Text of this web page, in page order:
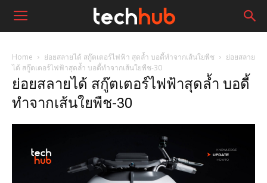
Home ย่อยสลายได้ สกู๊ตเตอร์ไฟฟ้า สุดล้ำ บอดี้ทำจากเส้นใยพืช
ย่อยสลาย
ได้ สกู๊ตเตอร์ไฟฟ้าสุดล้ำ บอดี้ทำจากเส้นใยพืช-30
ย่อยสลายได้ สกู๊ตเตอร์ไฟฟ้าสุดล้ำ บอดี้
ทำจากเส้นใยพืช-30